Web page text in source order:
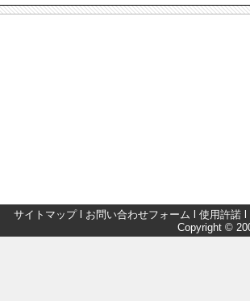
サイトマップl お問い合わせフォーム 使用許諾
Copyright ©